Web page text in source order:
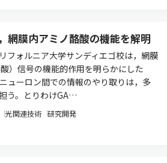
網膜内アミノ酪酸の機能を解明
フォルニア大学サンディエゴ校は，網膜
）信号の機能的作用を明らかにした
ニューロン間での情報のやり取りは，多
う。とりわけGA…
光関連技術 研究開発